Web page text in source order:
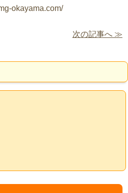
okayama.com/
次の記事へ ≫